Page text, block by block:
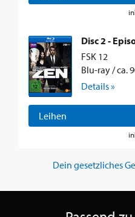
Disc 2 -
FSK 12
Blu-ray / ca.
Details »
Leihen
Dein gesetzliches